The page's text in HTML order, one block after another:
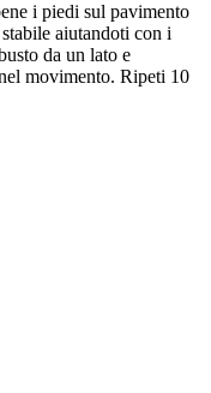
i piedi sul pavimento
aiutandoti con i
da un lato e
movimento. Ripeti 10